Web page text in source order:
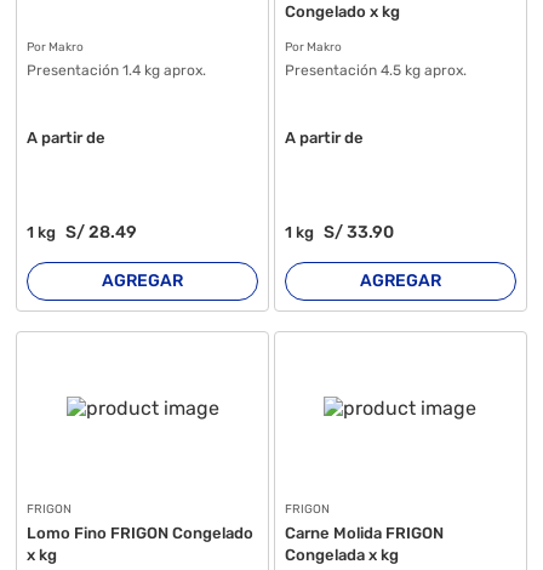
Por Makro
Presentación 1.4 kg aprox.
A partir de
1kg S/28.49
AGREGAR
Congelado x kg
Por Makro
Presentación 4.5 kg aprox.
A partir de
1 kg S/33.90
AGREGAR
FRIGON
Lomo Fino FRIGON Congelado
x kg
FRIGON
Carne Molida FRIGON
Congelada x kg